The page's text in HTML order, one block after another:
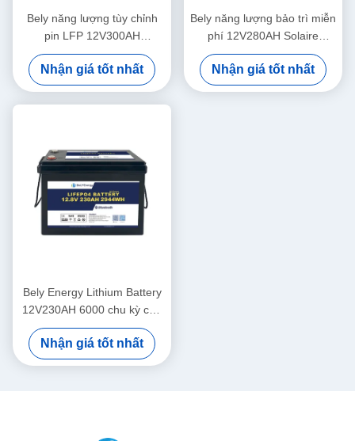
Bely năng lượng tùy chỉnh
pin LFP 12V300AH
Phosphate LFP pin PACK
cho RV Solar Marine
Nhận giá tốt nhất
Bely năng lượng bảo trì miễn
phí 12V280AH Solaire
Lithium cho xe điện Camper
Marine
Nhận giá tốt nhất
Bely Energy Lithium Battery
12V230AH 6000 chu kỳ cho
xe điện biển Camper
Nhận giá tốt nhất